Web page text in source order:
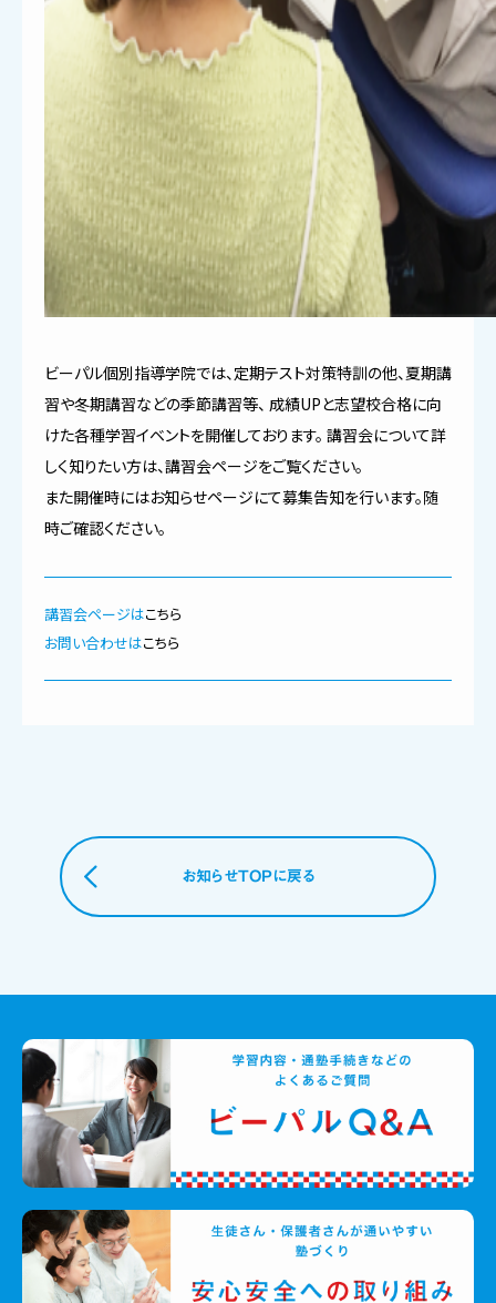
ビーパル個別指導学院では、定期テスト対策特訓の他、夏期講
習や冬期講習などの季節講習等、 成績UPと志望校合格に向
けた各種学習イベントを開催しております。 講習会について詳
しく知りたい方は、講習会ページをご覧ください。
また開催時にはお知らせページにて募集告知を行います。随
時ご確認ください。
講習会ページはこちら
お問い合わせはこちら
お知らせTOPに戻る